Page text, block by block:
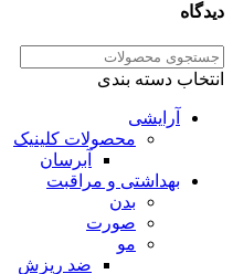
دیدگاه
انتخاب دسته بندی
آرایشی
محصولات کلینیک
آبرسان
بهداشتی و مراقبت
بدن
صورت
مو
ضد ریزش